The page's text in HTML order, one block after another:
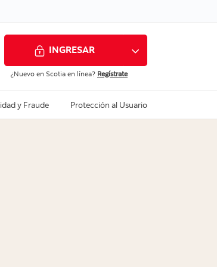
INGRESAR
¿Nuevo en Scotia en línea? Regístrate
y Fraude Protección al Usuario